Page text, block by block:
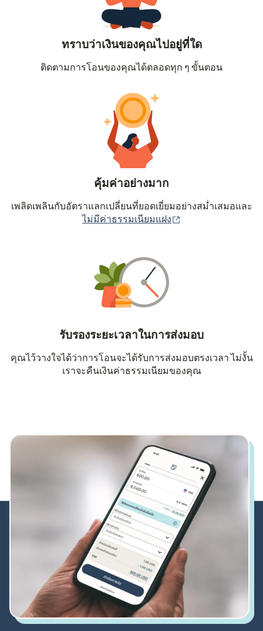
ทราบว่าเงินของคุณไปอยู่ที่ใด
ติดตามการโอนของคุณได้ตลอดทุก ๆ ขั้นตอน
คุ้มค่าอย่างมาก
เพลิดเพลินกับอัตราแลกเปลี่ยนที่ยอดเยี่ยมอย่างสม่ำเสมอและ
ไม่มีค่าธรรมเนียมแฝง
รับรองระยะเวลาในการส่งมอบ
คุณไว้วางใจได้ว่าการโอนจะได้รับการส่งมอบตรงเวลา ไม่งั้น
เราจะคืนเงินค่าธรรมเนียมของคุณ